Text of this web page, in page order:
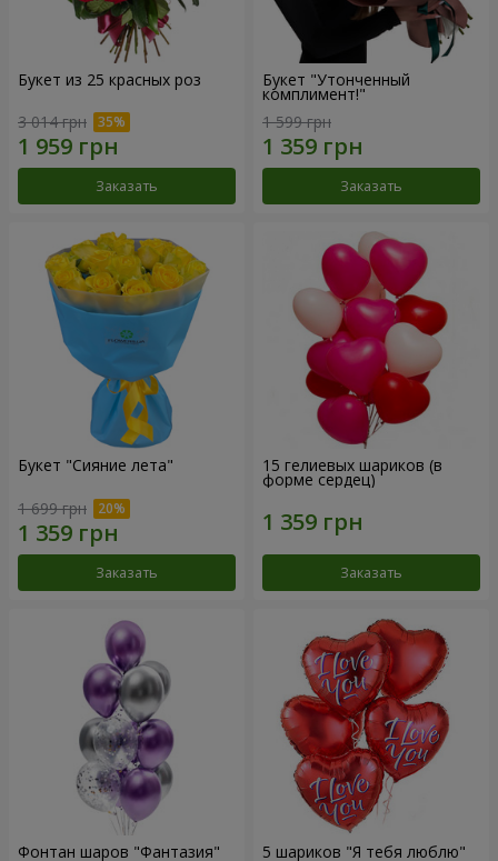
Букет из 25 красных роз
3 014 грн
Заказать
Букет "Утонченный
комплимент!"
1 599 грн
Заказать
Букет "Сияние лета"
1 699 грн
Заказать
15 гелиевых шариков (в
форме сердец)
Заказать
Фонтан шаров "Фантазия" 5 шариков "Я тебя люблю"